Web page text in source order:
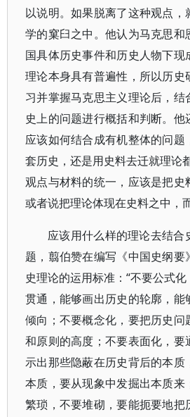
以说明。如果脱离了这种观点，
学的窠臼之中。他认为马克思和
国具体历史事件和历史人物下现
理论本身具有普遍性，所以历史
习并掌握马克思主义理论后，
史上的问题进行概括和判断。
应该如何结合成有机整体的问题
套历史，还是用史料去迁就理论
观点与材料的统一，应该是把史
或者说把理论体现在史料之中，
应该用什么样的理论去结合
题，翦伯赞在编写《中国史纲要
史理论的运用标准：“不要公式
贯通，能够画出历史的轮廓，能
倾向；不要概念化，要把历史问
和原则的高度；不要表面化，要
示出那些隐蔽在历史背后的本质
本质，要从现象中发掘出本质来
繁琐，不要堆砌，要能扼要地把